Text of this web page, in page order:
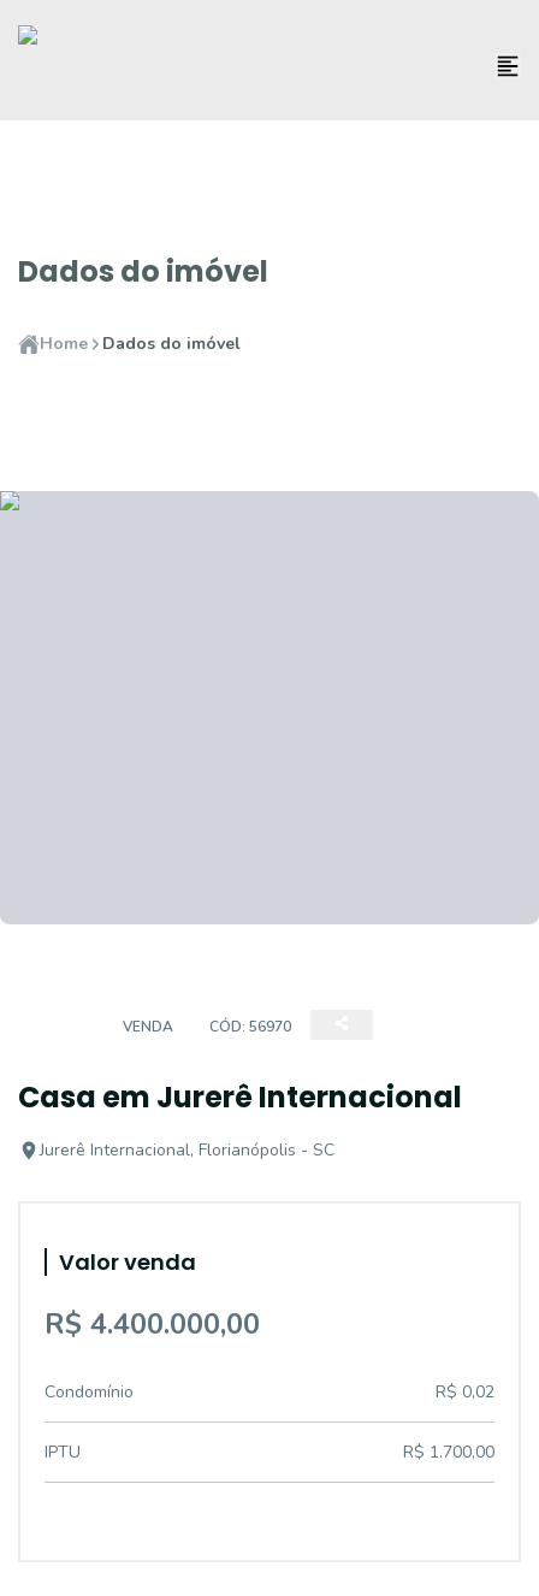
Dados do imóvel
Home Dados do imóvel
VENDA CÓD: 56970
Casa em Jurerê Internacional
Jurerê Internacional, Florianópolis - SC
Valor venda
R$ 4.400.000,00
Condomínio R$ 0,02
IPTU R$ 1.700,00